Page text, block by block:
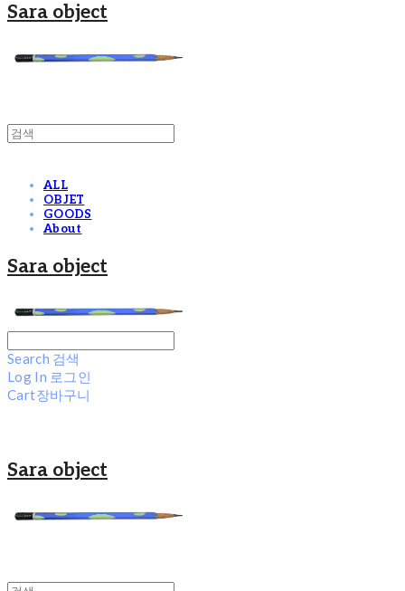
Sara object
ALL
OBJET
GOODS
About
Sara object
Search 검색
Log In 로그인
Cart장바구니
Sara object